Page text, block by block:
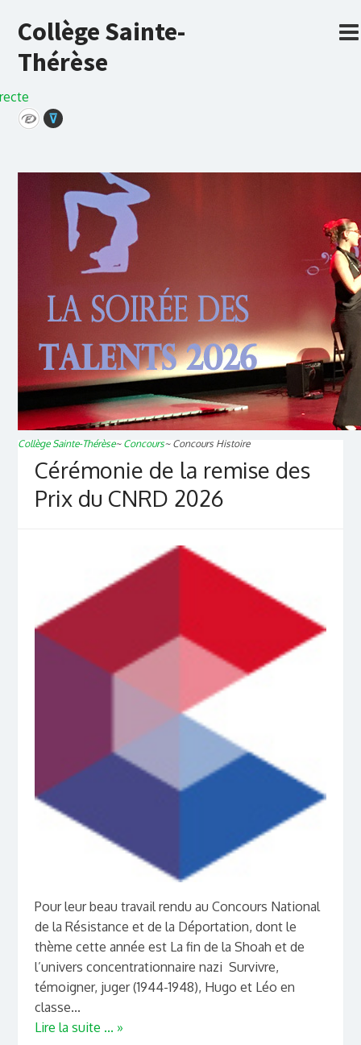
Collège Sainte-
Thérèse
⊽
Collège Sainte-Thérèse~ Concours~ Concours Histoire
Cérémonie de la remise des
Prix du CNRD 2026
Pour leur beau travail rendu au Concours National
de la Résistance et de la Déportation, dont le
thème cette année est La fin de la Shoah et de
l’univers concentrationnaire nazi Survivre,
témoigner, juger (1944-1948), Hugo et Léo en
classe...
Lire la suite ... »